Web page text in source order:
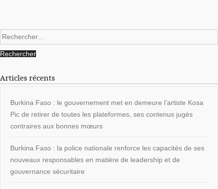
Rechercher :
Articles récents
Burkina Faso : le gouvernement met en demeure l’artiste Kosa
Pic de retirer de toutes les plateformes, ses contenus jugés
contraires aux bonnes mœurs
Burkina Faso : la police nationale renforce les capacités de ses
nouveaux responsables en matière de leadership et de
gouvernance sécuritaire